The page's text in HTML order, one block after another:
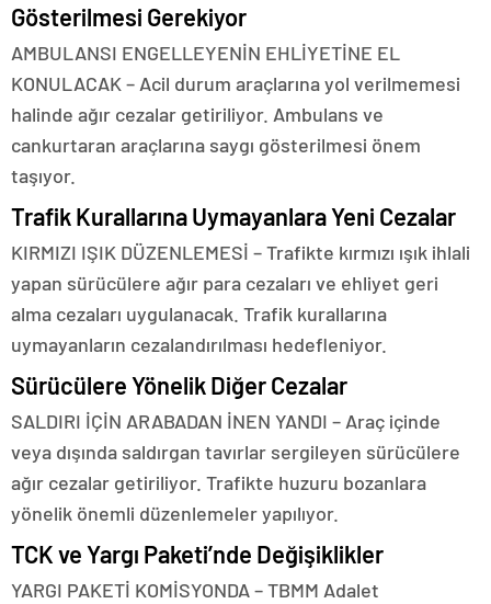
Gösterilmesi Gerekiyor
AMBULANSI ENGELLEYENİN EHLİYETİNE EL
KONULACAK – Acil durum araçlarına yol verilmemesi
halinde ağır cezalar getiriliyor. Ambulans ve
cankurtaran araçlarına saygı gösterilmesi önem
taşıyor.
Trafik Kurallarına Uymayanlara Yeni Cezalar
KIRMIZI IŞIK DÜZENLEMESİ – Trafikte kırmızı ışık ihlali
yapan sürücülere ağır para cezaları ve ehliyet geri
alma cezaları uygulanacak. Trafik kurallarına
uymayanların cezalandırılması hedefleniyor.
Sürücülere Yönelik Diğer Cezalar
SALDIRI İÇİN ARABADAN İNEN YANDI – Araç içinde
veya dışında saldırgan tavırlar sergileyen sürücülere
ağır cezalar getiriliyor. Trafikte huzuru bozanlara
yönelik önemli düzenlemeler yapılıyor.
TCK ve Yargı Paketi’nde Değişiklikler
YARGI PAKETİ KOMİSYONDA – TBMM Adalet